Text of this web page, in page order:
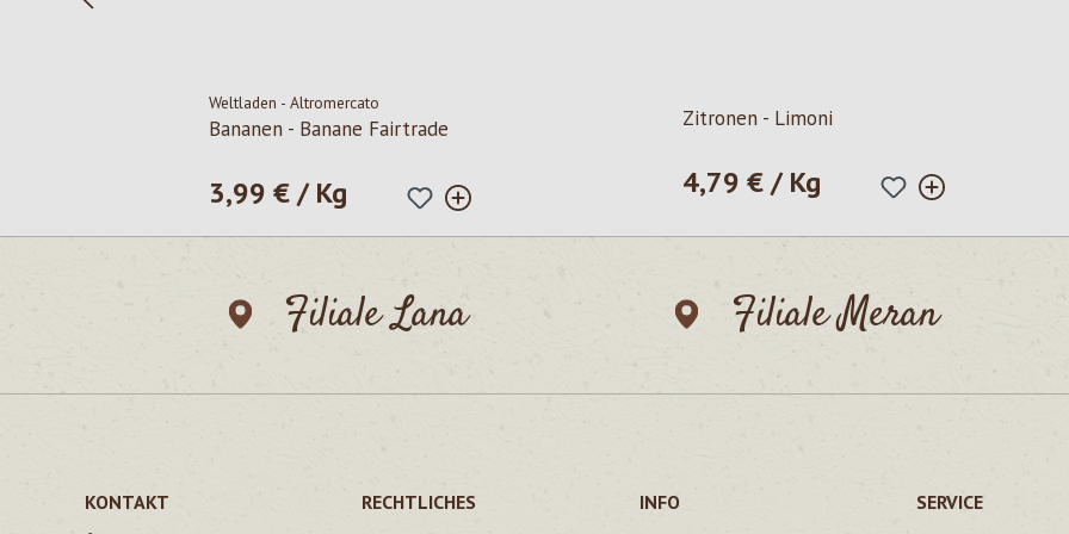
Weltladen - Altromercato
Bananen - Banane Fairtrade
Regulärer Preis:
3,99 € / Kg
Zitronen - Limoni
Regulärer Preis:
4,79 € / Kg
Filiale Lana Filiale Meran
KONTAKT RECHTLICHES INFO SERVICE